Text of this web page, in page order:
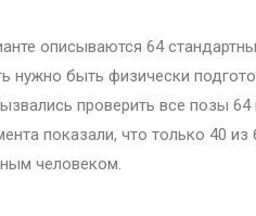
описываются 64
нужно быть физически
проверить все позы 64
показали, что только 40 из
человеком.